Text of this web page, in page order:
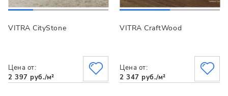
VITRA CityStone
Цена от:
2 397 руб./м²
VITRA CraftWood
Цена от:
2 347 руб./м²